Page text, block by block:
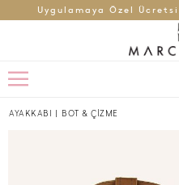
Uygulamaya Özel
AYAKKABI | BOT & ÇİZME